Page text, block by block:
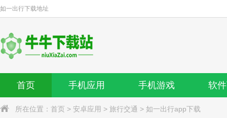
如一出行下载地址
首页 手机应用 手机游戏 软
所在位置： 首页 > 安卓应用 > 旅行交通 > 如一出行app下载